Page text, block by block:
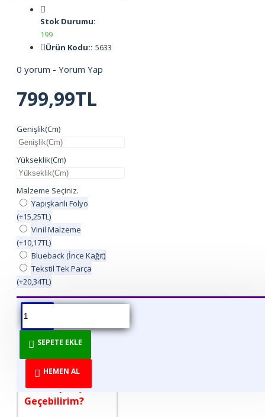
Stok Durumu:
199
Ürün Kodu:: 5633
0 yorum - Yorum Yap
799,99TL
Genişlik(Cm)
Yükseklik(Cm)
Malzeme Seçiniz.
Yapışkanlı Folyo
(+15,25TL)
Vinil Malzeme
(+10,17TL)
Blueback (İnce Kağıt)
Tekstil Tek Parça
(+20,34TL)
SEPETE EKLE
HEMEN AL
ÜRÜN BILGISI ÜRÜN YORUMLARI
DİREKT ÜRETİCİDEN
TÜKETİCİYE!
Nasıl Sipariş
Geçebilirim?